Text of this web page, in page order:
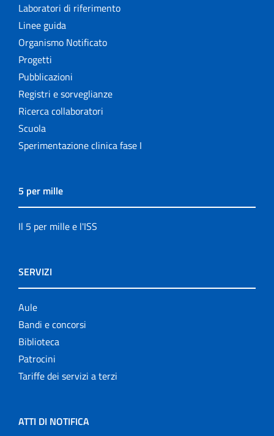
Laboratori di riferimento
Linee guida
Organismo Notificato
Progetti
Pubblicazioni
Registri e sorveglianze
Ricerca collaboratori
Scuola
Sperimentazione clinica fase I
5 per mille
Il 5 per mille e l'ISS
SERVIZI
Aule
Bandi e concorsi
Biblioteca
Patrocini
Tariffe dei servizi a terzi
ATTI DI NOTIFICA